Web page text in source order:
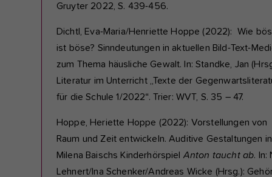
Gruyter 2022, S. 439-456.
Dichtl, Eva-Maria/Henriette Hoppe (2022):
Wie
ist böse? Sinndeutungen in aktuellen Bild-Text-
zum Thema häusliche Gewalt. In: Standke, Jan
Literatur im Unterricht „Texte der
für die Schule 1/2022“. Trier: WVT, S. 35 – 47.
Hoppe, Heriette Hoppe (2022): Vorstellungen von
Raum und Zeit entwickeln. Auditive Gestaltungen in
Milena Baischs Kinderhörspiel Anton taucht ab. In:
Lehnert/Ina Schenker/Andreas Wicke (Hrsg.):